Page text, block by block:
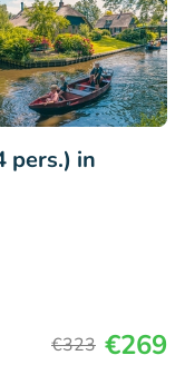
pers.) in
€323 €269